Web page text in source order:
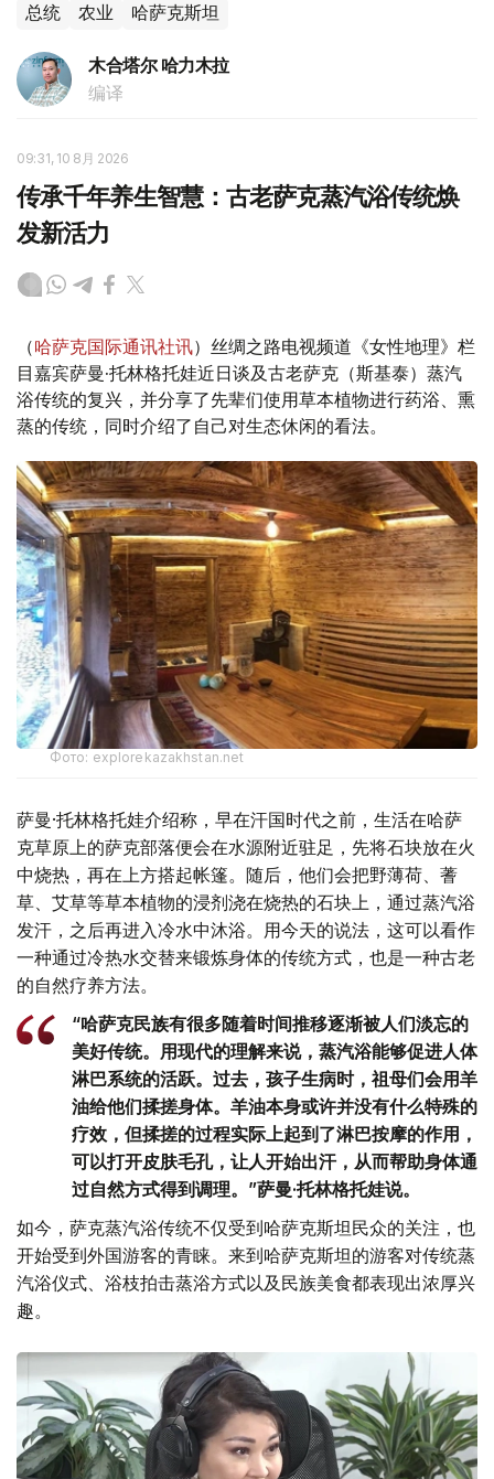
总统 农业 哈萨克斯坦
木合塔尔 哈力木拉
编译
09:31, 10 8月 2026
传承千年养生智慧：古老萨克蒸汽浴传统焕
发新活力
（哈萨克国际通讯社讯）丝绸之路电视频道《女性地理》栏
目嘉宾萨曼·托林格托娃近日谈及古老萨克（斯基泰）蒸汽
浴传统的复兴，并分享了先辈们使用草本植物进行药浴、熏
蒸的传统，同时介绍了自己对生态休闲的看法。
Фото: explorekazakhstan.net
萨曼·托林格托娃介绍称，早在汗国时代之前，生活在哈萨
克草原上的萨克部落便会在水源附近驻足，先将石块放在火
中烧热，再在上方搭起帐篷。随后，他们会把野薄荷、蓍
草、艾草等草本植物的浸剂浇在烧热的石块上，通过蒸汽浴
发汗，之后再进入冷水中沐浴。用今天的说法，这可以看作
一种通过冷热水交替来锻炼身体的传统方式，也是一种古老
的自然疗养方法。
“哈萨克民族有很多随着时间推移逐渐被人们淡忘的
美好传统。用现代的理解来说，蒸汽浴能够促进人体
淋巴系统的活跃。过去，孩子生病时，祖母们会用羊
油给他们揉搓身体。羊油本身或许并没有什么特殊的
疗效，但揉搓的过程实际上起到了淋巴按摩的作用，
可以打开皮肤毛孔，让人开始出汗，从而帮助身体通
过自然方式得到调理。”萨曼·托林格托娃说。
如今，萨克蒸汽浴传统不仅受到哈萨克斯坦民众的关注，也
开始受到外国游客的青睐。来到哈萨克斯坦的游客对传统蒸
汽浴仪式、浴枝拍击蒸浴方式以及民族美食都表现出浓厚兴
趣。